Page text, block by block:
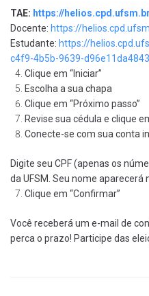
TAE: https://
Docente: https://
Estudante: https://
c4f9-4b5b-9639-
Clique em “Iniciar”
Escolha a sua chapa
Clique em “Próximo passo”
Revise sua cédula e clique
Conecte-se com sua conta
Digite seu CPF (apenas os
da UFSM. Seu nome aparecerá
Clique em “Confirmar”
Você receberá um e-mail de
perca o prazo! Participe das